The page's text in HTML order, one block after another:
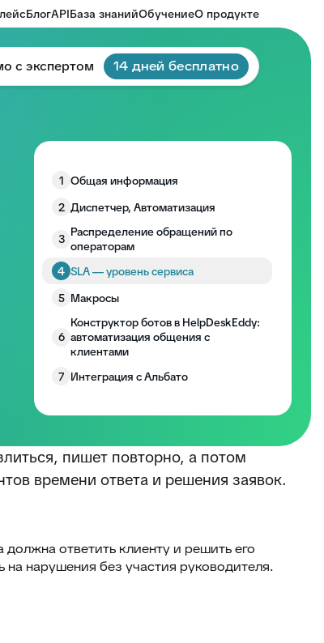
БлогAPIБаза знанийОбучениеО продукте
с экспертом 14 дней бесплатно
1 Общая информация
2 Диспетчер, Автоматизация
3 Распределение обращений по
операторам
4 SLA — уровень сервиса
5 Макросы
6
Конструктор ботов в HelpDeskEddy:
автоматизация общения с
клиентами
7 Интеграция с Альбато
пишет повторно, а потом
времени ответа и решения заявок.
ответить клиенту и решить его
нарушения без участия руководителя.